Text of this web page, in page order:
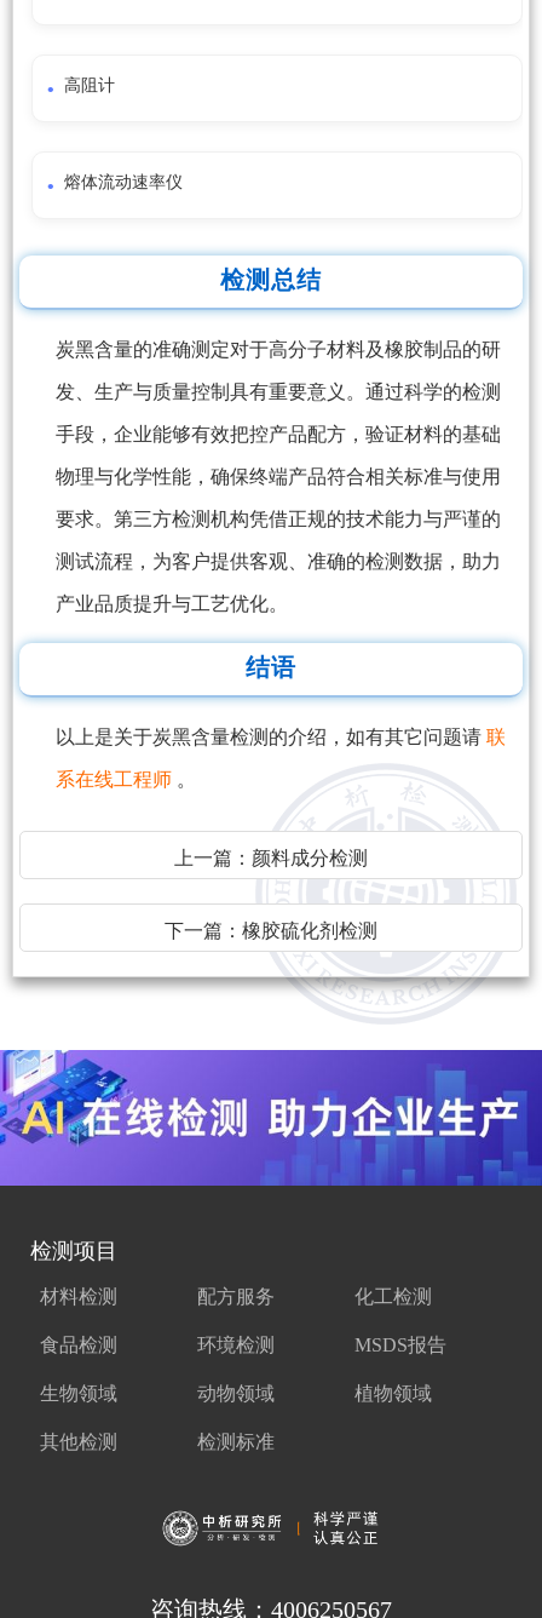
高阻计
熔体流动速率仪
检测总结
炭黑含量的准确测定对于高分子材料及橡胶制品的研
发、生产与质量控制具有重要意义。通过科学的检测
手段，企业能够有效把控产品配方，验证材料的基础
物理与化学性能，确保终端产品符合相关标准与使用
要求。第三方检测机构凭借正规的技术能力与严谨的
测试流程，为客户提供客观、准确的检测数据，助力
产业品质提升与工艺优化。
结语
以上是关于炭黑含量检测的介绍，如有其它问题请 联
系在线工程师 。
上一篇： 颜料成分检测
下一篇： 橡胶硫化剂检测
检测项目
材料检测 配方服务 化工检测
食品检测 环境检测 MSDS报告
生物领域 动物领域 植物领域
其他检测 检测标准
咨询热线：4006250567